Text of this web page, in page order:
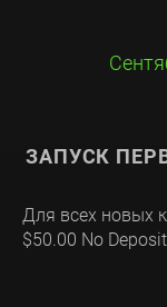
ЗАПУСК
Для всех новых
$50.00 No